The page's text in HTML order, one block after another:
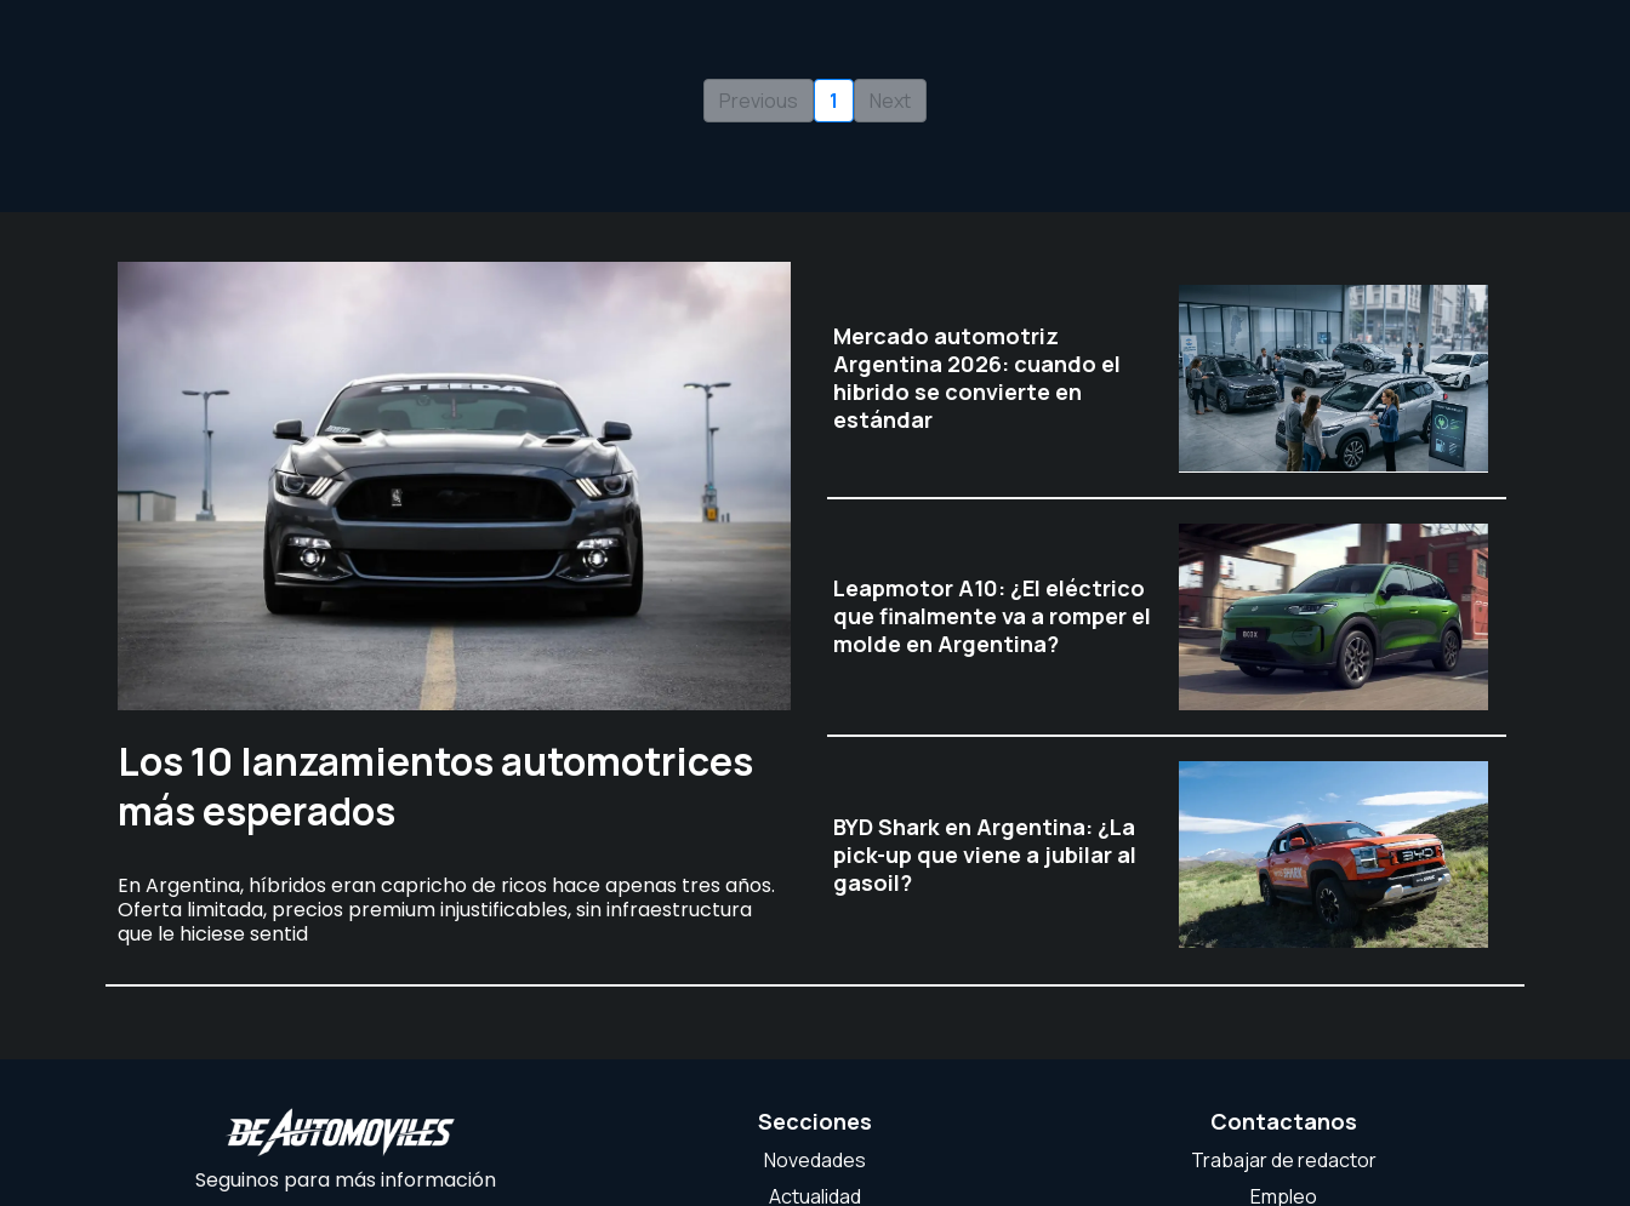
Previous 1 Next
Los 10 lanzamientos automotrices
más esperados
En Argentina, híbridos eran capricho de ricos hace apenas tres años.
Oferta limitada, precios premium injustificables, sin infraestructura
que le hiciese sentid
Mercado automotriz
Argentina 2026: cuando el
hibrido se convierte en
estándar
Leapmotor A10: ¿El eléctrico
que finalmente va a romper el
molde en Argentina?
BYD Shark en Argentina: ¿La
pick-up que viene a jubilar al
gasoil?
Seguinos para más información
Secciones
Novedades
Actualidad
Contactanos
Trabajar de redactor
Empleo